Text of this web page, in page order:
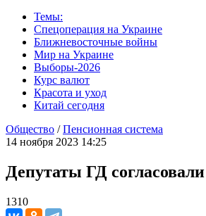
Темы:
Спецоперация на Украине
Ближневосточные войны
Мир на Украине
Выборы-2026
Курс валют
Красота и уход
Китай сегодня
Общество /Пенсионная система
14 ноября 2023 14:25
Депутаты ГД
1310